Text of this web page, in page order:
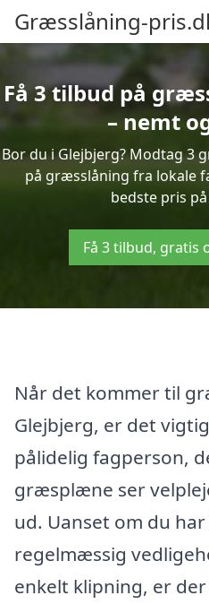
Græsslåning-
Få 3 tilbud på
– nemt
Bor du i Glejbjerg? Modtag 3
på græsslåning fra lokale
bedste pris
Få 3 tilbud, gratis
Når det kommer til
Glejbjerg, er det
pålidelig fagperson,
græsplæne ser
ud. Uanset om du
regelmæssig
enkelt klipning, er